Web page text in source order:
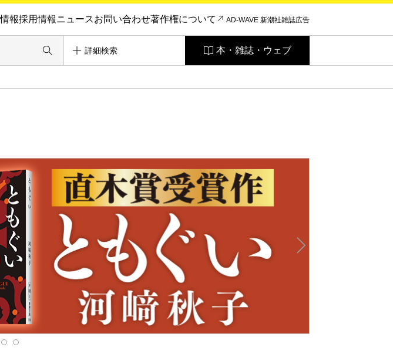
報採用情報ニュースお問い合わせ著作権について AD-WAVE 新潮社雑誌広告
詳細検索 本・雑誌・ウェブ